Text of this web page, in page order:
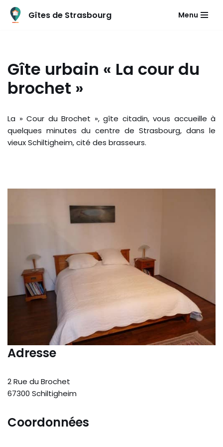
Gîtes de Strasbourg Menu
Gîte urbain « La cour du
brochet »
La » Cour du Brochet », gîte citadin, vous accueille à
quelques minutes du centre de Strasbourg, dans le
vieux Schiltigheim, cité des brasseurs.
Adresse
2 Rue du Brochet
67300 Schiltigheim
Coordonnées